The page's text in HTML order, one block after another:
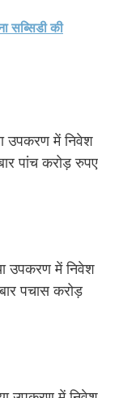
सब्सिडी की
उपकरण में निवेश
पांच करोड़ रुपए
उपकरण में निवेश
पचास करोड़